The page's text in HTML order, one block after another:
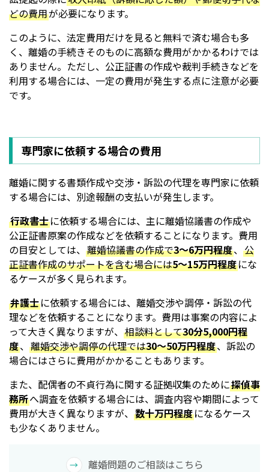
どの費用が必要になります。
このように、法定費用だけを見ると無料で済む場合も多
く、離婚の手続きそのものに高額な費用がかかるわけでは
ありません。ただし、公正証書の作成や裁判手続きなどを
利用する場合には、一定の費用が発生する点に注意が必要
です。
専門家に依頼する場合の費用
離婚に関する書類作成や交渉・訴訟の代理を専門家に依頼
する場合には、別途報酬の支払いが発生します。
行政書士に依頼する場合には、主に離婚協議書の作成や
公正証書原案の作成などを依頼することになります。費用
の目安としては、 離婚協議書の作成で3～6万円程度、 公
正証書作成のサポートを含む場合には5～15万円程度にな
るケースが多く見られます。
弁護士に依頼する場合には、離婚交渉や調停・訴訟の代
理などを依頼することになります。費用は事案の内容によ
って大きく異なりますが、 相談料として30分5,000円程
度、 離婚交渉や調停の代理では30～50万円程度、訴訟の
場合にはさらに費用がかかることもあります。
また、配偶者の不貞行為に関する証拠収集のために探偵事
務所へ調査を依頼する場合には、調査内容や期間によって
費用が大きく異なりますが、 数十万円程度になるケース
も少なくありません。
離婚問題のご相談はこちら